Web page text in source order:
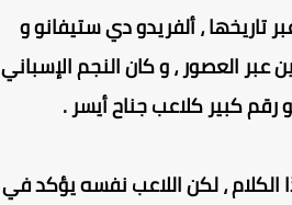
تاريخها ، ألفريدو دي ستيفانو و
العصور ، و كان النجم الإسباني
، لكن اللاعب نفسه يؤكد في